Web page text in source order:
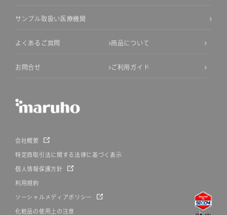
サンプル取扱い医療機関
よくあるご質問 商品について
お問合せ ご利用ガイド
会社概要
特定商取引法に関する法律に基づく表示
個人情報保護方針
利用規約
ソーシャルメディアポリシー
化粧品の使用上の注意